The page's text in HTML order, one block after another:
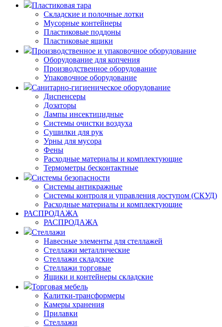
Пластиковая тара
Складские и полочные лотки
Мусорные контейнеры
Пластиковые поддоны
Пластиковые ящики
Производственное и упаковочное оборудование
Оборудование для копчения
Производственное оборудование
Упаковочное оборудование
Санитарно-гигиеническое оборудование
Диспенсеры
Дозаторы
Лампы инсектицидные
Системы очистки воздуха
Сушилки для рук
Урны для мусора
Фены
Расходные материалы и комплектующие
Термометры бесконтактные
Системы безопасности
Системы антикражные
Системы контроля и управления доступом (СКУД)
Расходные материалы и комплектующие
РАСПРОДАЖА
РАСПРОДАЖА
Стеллажи
Навесные элементы для стеллажей
Стеллажи металлические
Стеллажи складские
Стеллажи торговые
Ящики и контейнеры складские
Торговая мебель
Калитки-трансформеры
Камеры хранения
Прилавки
Стеллажи